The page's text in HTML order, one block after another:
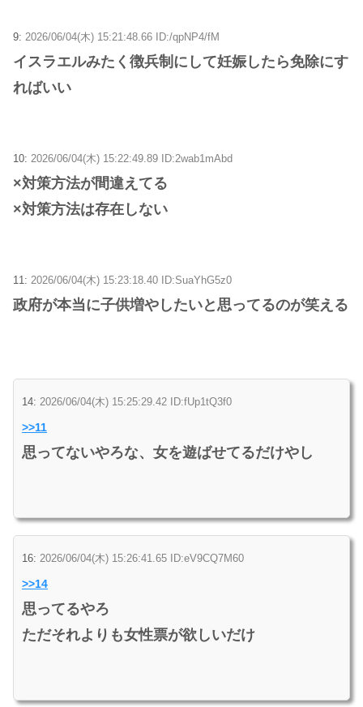
9: 2026/06/04(木) 15:21:48.66 ID:/qpNP4/fM
イスラエルみたく徴兵制にして妊娠したら免除にす
ればいい
10: 2026/06/04(木) 15:22:49.89 ID:2wab1mAbd
×対策方法が間違えてる
×対策方法は存在しない
11: 2026/06/04(木) 15:23:18.40 ID:SuaYhG5z0
政府が本当に子供増やしたいと思ってるのが笑える
14: 2026/06/04(木) 15:25:29.42 ID:fUp1tQ3f0
>>11
思ってないやろな、女を遊ばせてるだけやし
16: 2026/06/04(木) 15:26:41.65 ID:eV9CQ7M60
>>14
思ってるやろ
ただそれよりも女性票が欲しいだけ